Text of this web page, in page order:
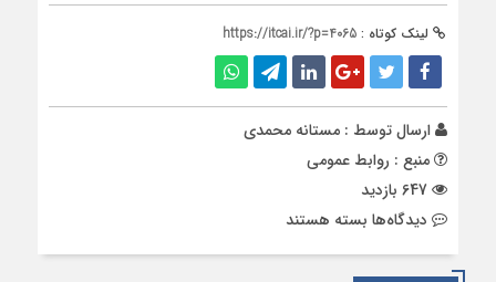
لینک کوتاه : https://itcai.ir/?p=4065
ارسال توسط : مستانه محمدی
منبع : روابط عمومی
دیدگاه‌ها برای
بسته هستند